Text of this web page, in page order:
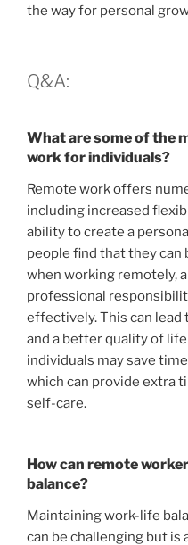
the way for personal
Q&A:
What are some of the
work for individuals?
Remote work offers
including increased
ability to create a
people find that they
when working remotely,
professional
effectively. This can
and a better quality of
individuals may save
which can provide extra
self-care.
How can remote
balance?
Maintaining work-life
can be challenging but is